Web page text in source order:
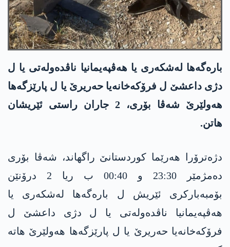
بارەگەھا لەشکەری یا ھەڤپەیمانیا ناڤدەولەتی یا ل
دژی داعشێ ل فرۆکەخانەیا حەریرێ یا ل پارێزگەھا
ھەولێرێ شەڤا بۆری، 2 جاران راستی ئێریشان
ھاتن.
دژەترۆرا ھەرێما کوردستانێ راگھاند، شەڤا بۆری
دەمژمێر 23:30 و 00:40 ب ریا 2 درۆنێن
بۆمبەبارکری ئێریش ل بارەگەھا لەشکەری یا
ھەڤپەیمانیا ناڤدەولەتی یا ل دژی داعشێ ل
فرۆکەخانەیا حەریرێ یا ل پارێزگەھا ھەولێرێ ھاتە